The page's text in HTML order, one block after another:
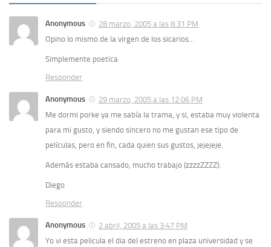
Anonymous
28 marzo, 2005 a las 8:31 PM
Opino lo mismo de la virgen de los sicarios…
Simplemente poetica
Responder
Anonymous
29 marzo, 2005 a las 12:06 PM
Me dormi porke ya me sabía la trama, y si, estaba muy violenta
para mi gusto, y siendo sincero no me gustan ese tipo de
películas, pero en fin, cada quien sus gustos, jejejeje.
Además estaba cansado, mucho trabajo (zzzzZZZZ).
Diego
Responder
Anonymous
2 abril, 2005 a las 3:47 PM
Yo vi esta pelicula el dia del estreno en plaza universidad y se